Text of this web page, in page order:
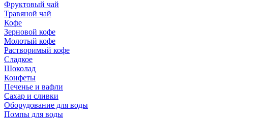
Фруктовый чай
Травяной чай
Кофе
Зерновой кофе
Молотый кофе
Растворимый кофе
Сладкое
Шоколад
Конфеты
Печенье и вафли
Сахар и сливки
Оборудование для воды
Помпы для воды